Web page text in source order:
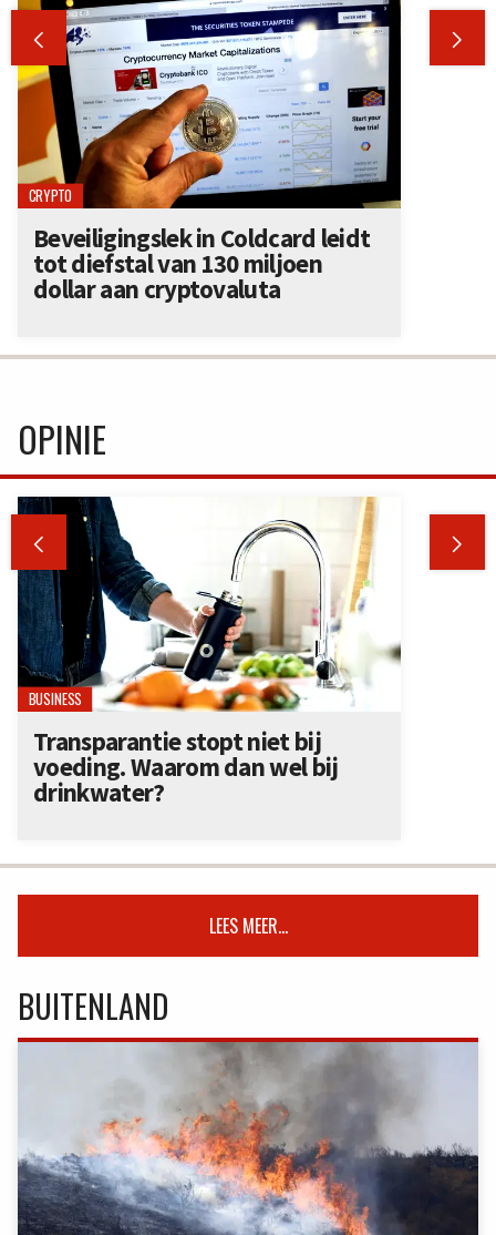
 
CRYPTO
Beveiligingslek in Coldcard leidt
tot diefstal van 130 miljoen
dollar aan cryptovaluta
OPINIE
 
BUSINESS
Transparantie stopt niet bij
voeding. Waarom dan wel bij
drinkwater?
LEES MEER...
BUITENLAND